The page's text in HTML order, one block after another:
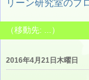
リーン研究室のブ
2016年4月21日木曜日